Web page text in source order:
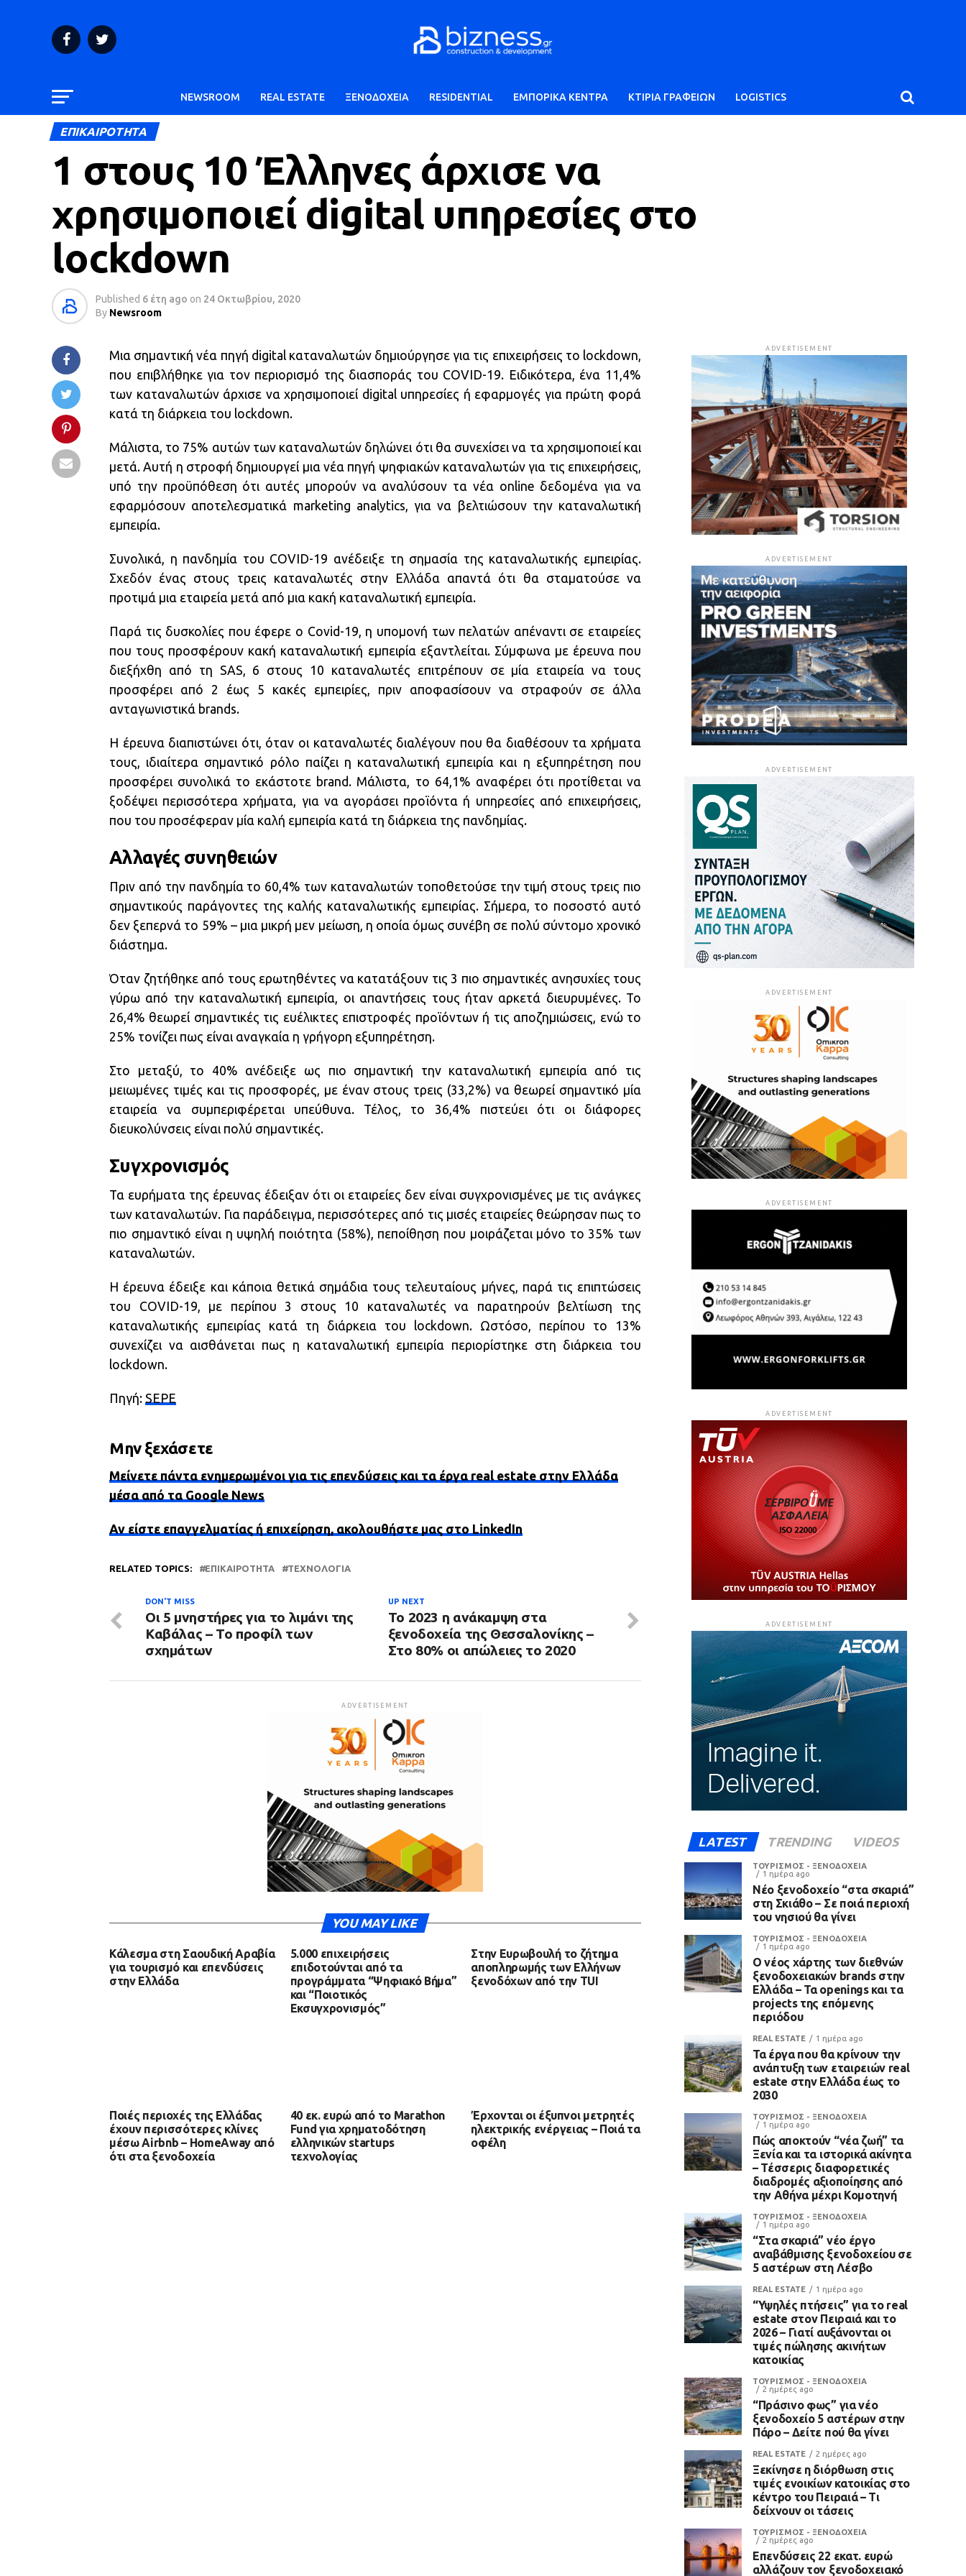
NEWSROOM REAL ESTATE ΞΕΝΟΔΟΧΕΙΑ RESIDENTIAL ΕΜΠΟΡΙΚΑ ΚΕΝΤΡΑ ΚΤΙΡΙΑ ΓΡΑΦΕΙΩΝ LOGISTICS
ΕΠΙΚΑΙΡΟΤΗΤΑ
1 στους 10 Έλληνες άρχισε να
χρησιμοποιεί digital υπηρεσίες στο
lockdown
Published 6 έτη ago on 24 Οκτωβρίου, 2020
By Newsroom
Μια σημαντική νέα πηγή digital καταναλωτών δημιούργησε για τις επιχειρήσεις το lockdown,
που επιβλήθηκε για τον περιορισμό της διασποράς του COVID-19. Ειδικότερα, ένα 11,4%
των καταναλωτών άρχισε να χρησιμοποιεί digital υπηρεσίες ή εφαρμογές για πρώτη φορά
κατά τη διάρκεια του lockdown.
Μάλιστα, το 75% αυτών των καταναλωτών δηλώνει ότι θα συνεχίσει να τα χρησιμοποιεί και
μετά. Αυτή η στροφή δημιουργεί μια νέα πηγή ψηφιακών καταναλωτών για τις επιχειρήσεις,
υπό την προϋπόθεση ότι αυτές μπορούν να αναλύσουν τα νέα online δεδομένα για να
εφαρμόσουν αποτελεσματικά marketing analytics, για να βελτιώσουν την καταναλωτική
εμπειρία.
Συνολικά, η πανδημία του COVID-19 ανέδειξε τη σημασία της καταναλωτικής εμπειρίας.
Σχεδόν ένας στους τρεις καταναλωτές στην Ελλάδα απαντά ότι θα σταματούσε να
προτιμά μια εταιρεία μετά από μια κακή καταναλωτική εμπειρία.
Παρά τις δυσκολίες που έφερε ο Covid-19, η υπομονή των πελατών απέναντι σε εταιρείες
που τους προσφέρουν κακή καταναλωτική εμπειρία εξαντλείται. Σύμφωνα με έρευνα που
διεξήχθη από τη SAS, 6 στους 10 καταναλωτές επιτρέπουν σε μία εταιρεία να τους
προσφέρει από 2 έως 5 κακές εμπειρίες, πριν αποφασίσουν να στραφούν σε άλλα
ανταγωνιστικά brands.
Η έρευνα διαπιστώνει ότι, όταν οι καταναλωτές διαλέγουν που θα διαθέσουν τα χρήματα
τους, ιδιαίτερα σημαντικό ρόλο παίζει η καταναλωτική εμπειρία και η εξυπηρέτηση που
προσφέρει συνολικά το εκάστοτε brand. Μάλιστα, το 64,1% αναφέρει ότι προτίθεται να
ξοδέψει περισσότερα χρήματα, για να αγοράσει προϊόντα ή υπηρεσίες από επιχειρήσεις,
που του προσέφεραν μία καλή εμπειρία κατά τη διάρκεια της πανδημίας.
Αλλαγές συνηθειών
Πριν από την πανδημία το 60,4% των καταναλωτών τοποθετούσε την τιμή στους τρεις πιο
σημαντικούς παράγοντες της καλής καταναλωτικής εμπειρίας. Σήμερα, το ποσοστό αυτό
δεν ξεπερνά το 59% – μια μικρή μεν μείωση, η οποία όμως συνέβη σε πολύ σύντομο χρονικό
διάστημα.
Όταν ζητήθηκε από τους ερωτηθέντες να κατατάξουν τις 3 πιο σημαντικές ανησυχίες τους
γύρω από την καταναλωτική εμπειρία, οι απαντήσεις τους ήταν αρκετά διευρυμένες. Το
26,4% θεωρεί σημαντικές τις ευέλικτες επιστροφές προϊόντων ή τις αποζημιώσεις, ενώ το
25% τονίζει πως είναι αναγκαία η γρήγορη εξυπηρέτηση.
Στο μεταξύ, το 40% ανέδειξε ως πιο σημαντική την καταναλωτική εμπειρία από τις
μειωμένες τιμές και τις προσφορές, με έναν στους τρεις (33,2%) να θεωρεί σημαντικό μία
εταιρεία να συμπεριφέρεται υπεύθυνα. Τέλος, το 36,4% πιστεύει ότι οι διάφορες
διευκολύνσεις είναι πολύ σημαντικές.
Συγχρονισμός
Τα ευρήματα της έρευνας έδειξαν ότι οι εταιρείες δεν είναι συγχρονισμένες με τις ανάγκες
των καταναλωτών. Για παράδειγμα, περισσότερες από τις μισές εταιρείες θεώρησαν πως το
πιο σημαντικό είναι η υψηλή ποιότητα (58%), πεποίθηση που μοιράζεται μόνο το 35% των
καταναλωτών.
Η έρευνα έδειξε και κάποια θετικά σημάδια τους τελευταίους μήνες, παρά τις επιπτώσεις
του COVID-19, με περίπου 3 στους 10 καταναλωτές να παρατηρούν βελτίωση της
καταναλωτικής εμπειρίας κατά τη διάρκεια του lockdown. Ωστόσο, περίπου το 13%
συνεχίζει να αισθάνεται πως η καταναλωτική εμπειρία περιορίστηκε στη διάρκεια του
lockdown.
Πηγή: SEPE
Μην ξεχάσετε
Μείνετε πάντα ενημερωμένοι για τις επενδύσεις και τα έργα real estate στην Ελλάδα
μέσα από τα Google News
Αν είστε επαγγελματίας ή επιχείρηση, ακολουθήστε μας στο LinkedIn
RELATED TOPICS: ΕΠΙΚΑΙΡΌΤΗΤΑ ΤΕΧΝΟΛΟΓΊΑ
UP NEXT
Το 2023 η ανάκαμψη στα
ξενοδοχεία της Θεσσαλονίκης –
Στο 80% οι απώλειες το 2020
DON'T MISS
Οι 5 μνηστήρες για το λιμάνι της
Καβάλας – Το προφίλ των
σχημάτων
ADVERTISEMENT
YOU MAY LIKE
Κάλεσμα στη Σαουδική Αραβία
για τουρισμό και επενδύσεις
στην Ελλάδα
5.000 επιχειρήσεις
επιδοτούνται από τα
προγράμματα “Ψηφιακό Βήμα”
και “Ποιοτικός
Εκσυγχρονισμός”
Στην Ευρωβουλή το ζήτημα
αποπληρωμής των Ελλήνων
ξενοδόχων από την TUI
Ποιές περιοχές της Ελλάδας
έχουν περισσότερες κλίνες
μέσω Airbnb – HomeAway από
ότι στα ξενοδοχεία
40 εκ. ευρώ από το Marathon
Fund για χρηματοδότηση
ελληνικών startups
τεχνολογίας
Έρχονται οι έξυπνοι μετρητές
ηλεκτρικής ενέργειας – Ποιά τα
οφέλη
ADVERTISEMENT
ADVERTISEMENT
ADVERTISEMENT
ADVERTISEMENT
ADVERTISEMENT
ADVERTISEMENT
ADVERTISEMENT
LATEST TRENDING VIDEOS
ΤΟΥΡΙΣΜΟΣ - ΞΕΝΟΔΟΧΕΙΑ
1 ημέρα ago
Νέο ξενοδοχείο “στα σκαριά”
στη Σκιάθο – Σε ποιά περιοχή
του νησιού θα γίνει
ΤΟΥΡΙΣΜΟΣ - ΞΕΝΟΔΟΧΕΙΑ
1 ημέρα ago
Ο νέος χάρτης των διεθνών
ξενοδοχειακών brands στην
Ελλάδα – Τα openings και τα
projects της επόμενης
περιόδου
REAL ESTATE 1 ημέρα ago
Τα έργα που θα κρίνουν την
ανάπτυξη των εταιρειών real
estate στην Ελλάδα έως το
2030
ΤΟΥΡΙΣΜΟΣ - ΞΕΝΟΔΟΧΕΙΑ
1 ημέρα ago
Πώς αποκτούν “νέα ζωή” τα
Ξενία και τα ιστορικά ακίνητα
– Τέσσερις διαφορετικές
διαδρομές αξιοποίησης από
την Αθήνα μέχρι Κομοτηνή
ΤΟΥΡΙΣΜΟΣ - ΞΕΝΟΔΟΧΕΙΑ
1 ημέρα ago
“Στα σκαριά” νέο έργο
αναβάθμισης ξενοδοχείου σε
5 αστέρων στη Λέσβο
REAL ESTATE 1 ημέρα ago
“Υψηλές πτήσεις” για το real
estate στον Πειραιά και το
2026 – Γιατί αυξάνονται οι
τιμές πώλησης ακινήτων
κατοικίας
ΤΟΥΡΙΣΜΟΣ - ΞΕΝΟΔΟΧΕΙΑ
2 ημέρες ago
“Πράσινο φως” για νέο
ξενοδοχείο 5 αστέρων στην
Πάρο – Δείτε πού θα γίνει
REAL ESTATE 2 ημέρες ago
Ξεκίνησε η διόρθωση στις
τιμές ενοικίων κατοικίας στο
κέντρο του Πειραιά – Τι
δείχνουν οι τάσεις
ΤΟΥΡΙΣΜΟΣ - ΞΕΝΟΔΟΧΕΙΑ
2 ημέρες ago
Επενδύσεις 22 εκατ. ευρώ
αλλάζουν τον ξενοδοχειακό